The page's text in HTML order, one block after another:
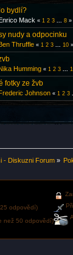
bydlí?
Mack « 1 2 3 8 »
nudy a odpocinku
Thruffle « 1 2 3 10 »
Humming « 1 2 3
fotky ze žvb
Johnson « 1 2 3
- Diskuzni Forum»
odpovědí)
než 50 odpovědí)